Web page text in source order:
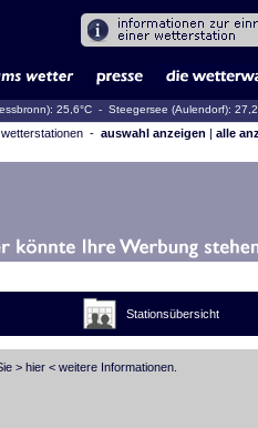
25,6°C - Steegersee (Aulendorf):
wetterstationen - auswahl anzeigen | alle
Stationsübersicht
> hier< weitere Informationen.